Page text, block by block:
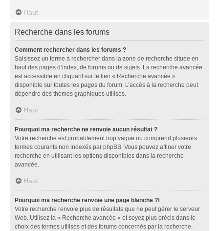
Haut
Recherche dans les forums
Comment rechercher dans les forums ?
Saisissez un terme à rechercher dans la zone de recherche située en
haut des pages d’index, de forums ou de sujets. La recherche avancée
est accessible en cliquant sur le lien « Recherche avancée »
disponible sur toutes les pages du forum. L’accès à la recherche peut
dépendre des thèmes graphiques utilisés.
Haut
Pourquoi ma recherche ne renvoie aucun résultat ?
Votre recherche est probablement trop vague ou comprend plusieurs
termes courants non indexés par phpBB. Vous pouvez affiner votre
recherche en utilisant les options disponibles dans la recherche
avancée.
Haut
Pourquoi ma recherche renvoie une page blanche ?!
Votre recherche renvoie plus de résultats que ne peut gérer le serveur
Web. Utilisez la « Recherche avancée » et soyez plus précis dans le
choix des termes utilisés et des forums concernés par la recherche.